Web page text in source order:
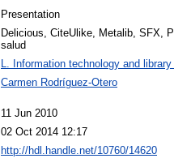
Presentation
Delicious, CiteUlike, Metalib, SFX,
salud
L. Information technology and
Carmen Rodríguez-Otero
11 Jun 2010
02 Oct 2014 12:17
http://hdl.handle.net/10760/14620